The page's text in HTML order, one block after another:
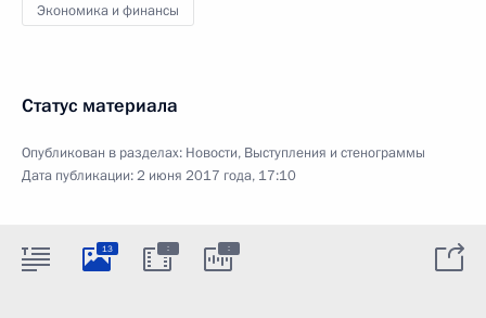
Экономика и финансы
Статус материала
Опубликован в разделах: Новости, Выступления и стенограммы
Дата публикации:2 июня 2017 года, 17:10
13 : :